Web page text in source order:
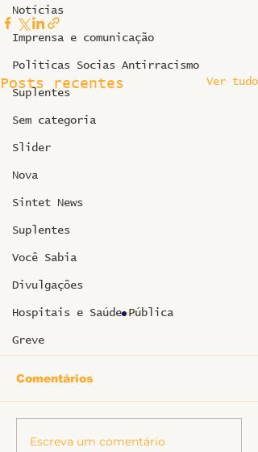
Notícias
Imprensa e comunicação
Politicas Socias Antirracismo
Suplentes
Sem categoria
Slider
Nova
Sintet News
Suplentes
Você Sabia
Divulgações
Hospitais e Saúde Pública
Greve
Posts recentes Ver tudo
Informe de
Comentários
Escreva um comentário